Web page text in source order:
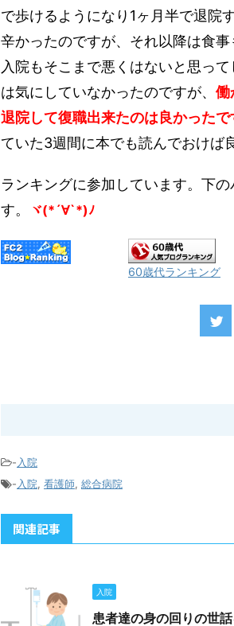
で歩けるようになり1ヶ月半で退院
辛かったのですが、それ以降は食
入院もそこまで悪くはないと思っ
は気にしていなかったのですが、 働
退院して復職出来たのは良かったで
ていた3週間に本でも読んでおけば
ランキングに参加しています。下
す。
ヾ(*´∀`*)ﾉ
60歳代ランキング
-入院
-入院, 看護師, 総合病院
関連記事
入院
患者達の身の回りの世